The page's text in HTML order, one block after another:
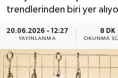
trendlerinden biri yer
20.06.2026 - 12:27
YAYINLANMA
8 DK
OKUNMA
KÜLTÜR SANAT
MAGAZİN
YEREL